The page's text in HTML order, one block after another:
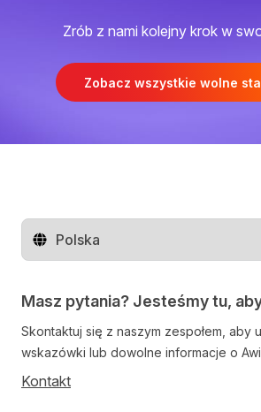
Zrób z nami kolejny krok w
Zobacz wszystkie wolne
Zmień region
Masz pytania? Jesteśmy tu,
Skontaktuj się z naszym zespołem, aby
wskazówki lub dowolne informacje o
Kontakt